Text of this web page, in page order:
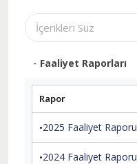
Faaliyet Raporları
Rapor
2025 Faaliyet Raporu
2024 Faaliyet Raporu